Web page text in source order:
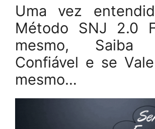
Uma vez
Método SNJ 2.0
mesmo,
Confiável e se
mesmo…